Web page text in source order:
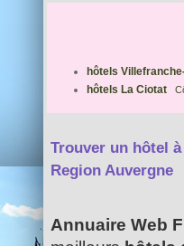
hôtels
hôtels La Ciotat
Trouver un hôtel
Region Auvergne
Annuaire Web